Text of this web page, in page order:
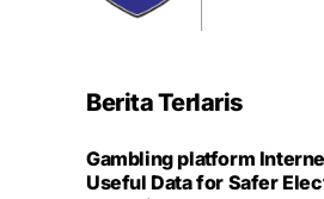
Berita Terlaris
Gambling platform
Useful Data for Safer